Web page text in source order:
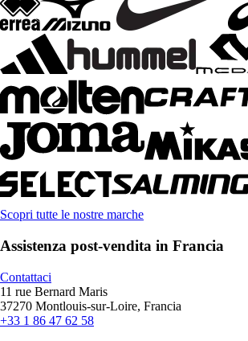
Scopri tutte le nostre marche
Assistenza post-vendita in Francia
Contattaci
11 rue Bernard Maris
37270 Montlouis-sur-Loire, Francia
+33 1 86 47 62 58